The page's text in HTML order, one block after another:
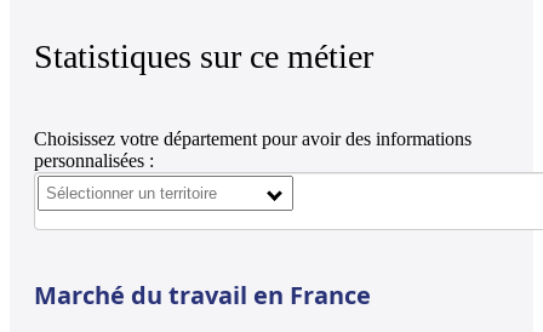
Statistiques sur ce métier
Choisissez votre département pour avoir des informations
personnalisées :
Marché du travail en France